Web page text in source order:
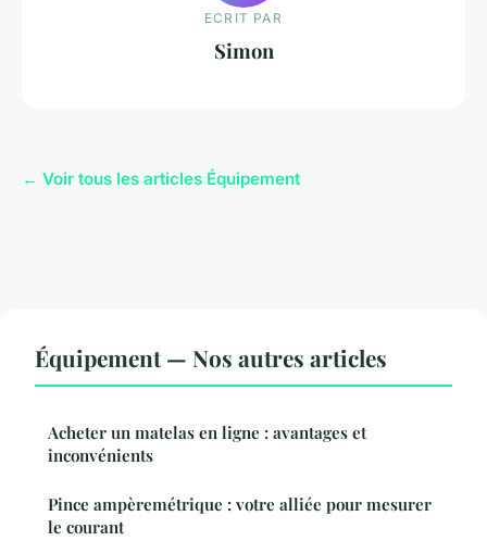
ECRIT PAR
Simon
← Voir tous les articles Équipement
Équipement — Nos autres articles
Acheter un matelas en ligne : avantages et
inconvénients
Pince ampèremétrique : votre alliée pour mesurer
le courant